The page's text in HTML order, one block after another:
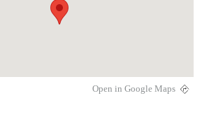
Open in Google Maps